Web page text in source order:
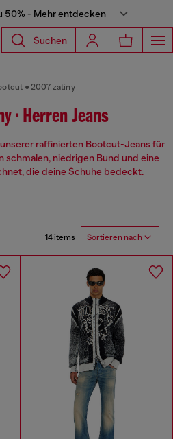
50% - Mehr entdecken
Suchen
2007 zatiny
• Herren Jeans
raffinierten Bootcut-Jeans für
schmalen, niedrigen Bund und eine
die deine Schuhe bedeckt.
14 items Sortieren nach